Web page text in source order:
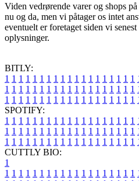
Viden vedrørende varer og shops
nu og da, men vi påtager os intet
eventuelt er foretaget siden vi
oplysninger.
BITLY:
1 1 1 1 1 1 1 1 1 1 1 1 1 1 1 1 1 1 1
1 1 1 1 1 1 1 1 1 1 1 1 1 1 1 1 1 1 1
1 1 1 1 1 1 1 1 1 1 1 1 1 1 1 1 1 1 1
SPOTIFY:
1 1 1 1 1 1 1 1 1 1 1 1 1 1 1 1 1 1 1
1 1 1 1 1 1 1 1 1 1 1 1 1 1 1 1 1 1 1
1 1 1 1 1 1 1 1 1 1 1 1 1 1 1 1 1 1 1
CUTTLY BIO:
1
1 1 1 1 1 1 1 1 1 1 1 1 1 1 1 1 1 1 1